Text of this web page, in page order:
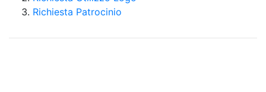
Richiesta Patrocinio